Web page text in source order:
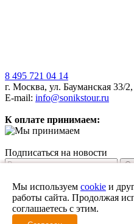
8 495 721 04 14
г. Москва, ул. Бауманская 33/2,
E-mail: info@sonikstour.ru
К оплате принимаем:
Подписаться на новости
Политика конфиденциальности
© Все права защищены.
Мы используем cookie и
работы сайта. Продолжая
соглашаетесь с этим.